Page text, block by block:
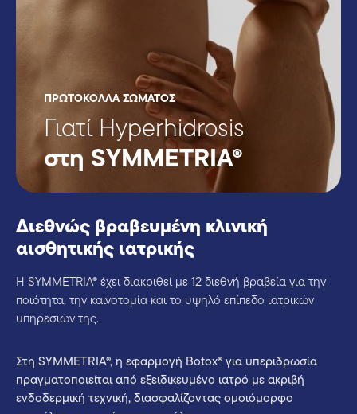
ΠΡΩΤΟΚΟΛΛΑ ΣΩΜΑΤΟΣ
Γιατί Hyperhidrosis
στη SYMMETRIA®
Διεθνώς βραβευμένη κλινική
αισθητικής ιατρικής
Η SYMMETRIA® έχει διακριθεί με 12 διεθνή βραβεία για την
ποιότητα, την καινοτομία και το υψηλό επίπεδο ιατρικών
υπηρεσιών της.
Στη SYMMETRIA®, η εφαρμογή Botox® για υπεριδρωσία
πραγματοποιείται από εξειδικευμένο ιατρό με ακριβή
ενδοδερμική τεχνική, διασφαλίζοντας ομοιόμορφο